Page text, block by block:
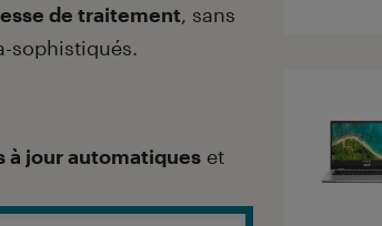
de traitement, sans
sophistiqués.
à jour automatiques et